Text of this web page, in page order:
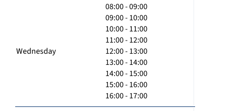
Wednesday
08:00 - 09:00
09:00 - 10:00
10:00 - 11:00
11:00 - 12:00
12:00 - 13:00
13:00 - 14:00
14:00 - 15:00
15:00 - 16:00
16:00 - 17:00